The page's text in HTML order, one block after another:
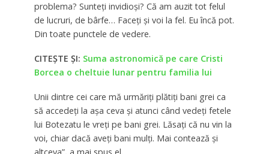
problema? Sunteți invidioși? Că am auzit tot felul
de lucruri, de bârfe… Faceți și voi la fel. Eu încă pot.
Din toate punctele de vedere.
CITEȘTE ȘI: Suma astronomică pe care Cristi
Borcea o cheltuie lunar pentru familia lui
Unii dintre cei care mă urmăriți plătiți bani grei ca
să accedeți la așa ceva și atunci când vedeți fetele
lui Botezatu le vreți pe bani grei. Lăsați că nu vin la
voi, chiar dacă aveți bani mulți. Mai contează și